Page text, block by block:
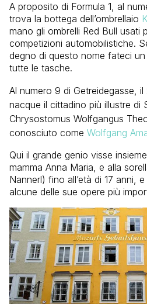
A proposito di Formula 1, al
trova la bottega dell’ombrellaio
mano gli ombrelli Red Bull usati
competizioni automobilistiche.
degno di questo nome fateci
tutte le tasche.
Al numero 9 di Getreidegasse, il
nacque il cittadino più illustre di
Chrysostomus Wolfgangus
conosciuto come Wolfgang
Qui il grande genio visse
mamma Anna Maria, e alla
Nannerl) fino all’età di 17 anni,
alcune delle sue opere più